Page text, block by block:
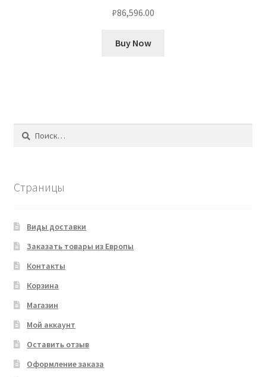
₽86,596.00
Buy Now
Найти:
Страницы
Виды доставки
Заказать товары из Европы
Контакты
Корзина
Магазин
Мой аккаунт
Оставить отзыв
Оформление заказа